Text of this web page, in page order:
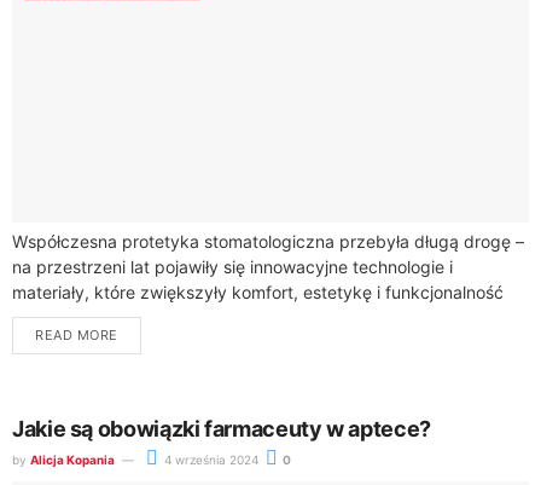
Współczesna protetyka stomatologiczna przebyła długą drogę –
na przestrzeni lat pojawiły się innowacyjne technologie i
materiały, które zwiększyły komfort, estetykę i funkcjonalność
protez zębowych. Pacjenci mogą obecnie korzystać z
rozwiązań,...
READ MORE
Jakie są obowiązki farmaceuty w aptece?
by Alicja Kopania 4 września 2024 0